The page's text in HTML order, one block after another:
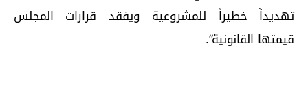
تهديداً خطيراً للمشروعية ويفقد قرارات المجلس
قيمتها القانونية”.